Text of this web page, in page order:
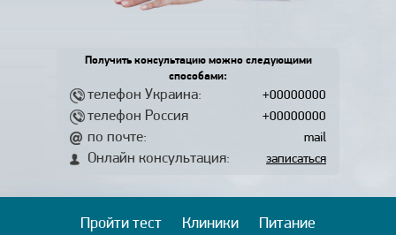
Получить консультацию можно следующими
способами:
телефон Украина: +00000000
телефон Россия +00000000
по почте: mail
Онлайн консультация: записаться
Пройти тест Клиники
Питание